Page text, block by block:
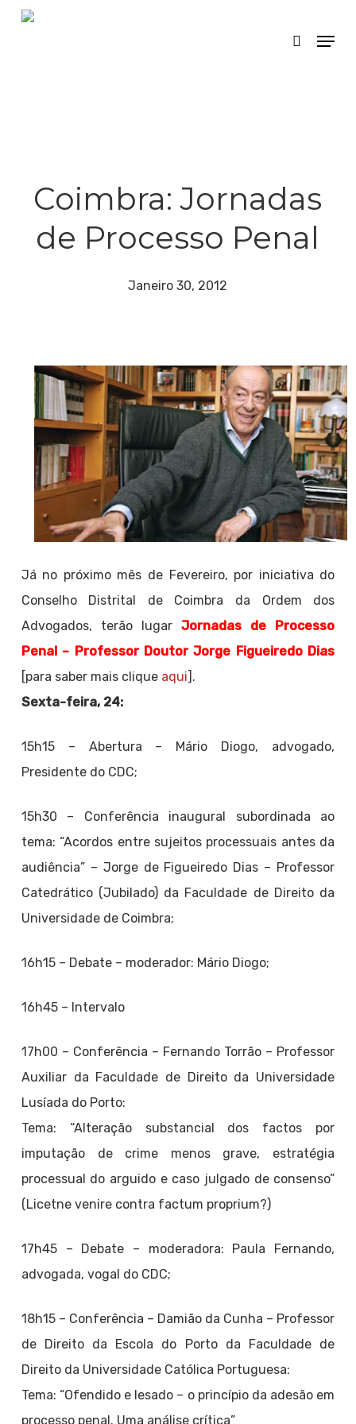
Skip
search
Menu
Coimbra: Jornadas
de Processo Penal
Janeiro 30, 2012
Já no próximo mês de Fevereiro, por iniciativa do
Conselho Distrital de Coimbra da Ordem dos
Advogados, terão lugarJornadas de Processo
Penal – Professor Doutor Jorge Figueiredo Dias
[para saber mais clique aqui].
Sexta-feira, 24:
15h15 – Abertura – Mário Diogo, advogado,
Presidente do CDC;
15h30 – Conferência inaugural subordinada ao
tema: “Acordos entre sujeitos processuais antes da
audiência” – Jorge de Figueiredo Dias – Professor
Catedrático (Jubilado) da Faculdade de Direito da
Universidade de Coimbra;
16h15 – Debate – moderador: Mário Diogo;
16h45 – Intervalo
17h00 – Conferência – Fernando Torrão – Professor
Auxiliar da Faculdade de Direito da Universidade
Lusíada do Porto:
Tema: “Alteração substancial dos factos por
imputação de crime menos grave, estratégia
processual do arguido e caso julgado de consenso”
(Licetne venire contra factum proprium?)
17h45 – Debate – moderadora: Paula Fernando,
advogada, vogal do CDC;
18h15 – Conferência – Damião da Cunha – Professor
de Direito da Escola do Porto da Faculdade de
Direito da Universidade Católica Portuguesa:
Tema: “Ofendido e lesado – o princípio da adesão em
processo penal. Uma análise crítica”